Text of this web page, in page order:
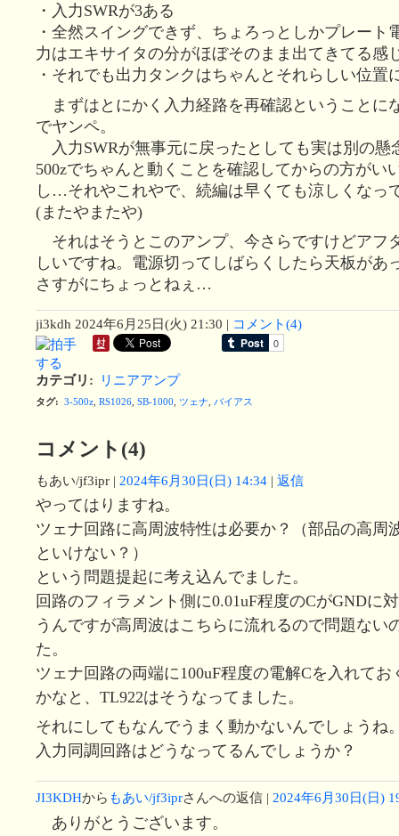
・入力SWRが3ある
・全然スイングできず、ちょろっとしかプレート
力はエキサイタの分がほぼそのまま出てきてる感
・それでも出力タンクはちゃんとそれらしい位置
まずはとにかく入力経路を再確認ということに
でヤンペ。
入力SWRが無事元に戻ったとしても実は別の懸
500zでちゃんと動くことを確認してからの方がい
し…それやこれやで、続編は早くても涼しくなっ
(またやまたや)
それはそうとこのアンプ、今さらですけどアフ
しいですね。電源切ってしばらくしたら天板があ
さすがにちょっとねぇ…
ji3kdh 2024年6月25日(火) 21:30 | コメント(4)
カテゴリ : リニアアンプ
タグ: 3-500z, RS1026, SB-1000 ツェナ バイアス
コメント(4)
もあい/jf3ipr | 2024年6月30日(日) 14:34 | 返信
やってはりますね。
ツェナ回路に高周波特性は必要か？（部品の高周
といけない？）
という問題提起に考え込んでました。
回路のフィラメント側に0.01uF程度のCがGNDに
うんですが高周波はこちらに流れるので問題ない
た。
ツェナ回路の両端に100uF程度の電解Cを入れて
かなと、TL922はそうなってました。
それにしてもなんでうまく動かないんでしょうね
入力同調回路はどうなってるんでしょうか？
JI3KDHから もあい/jf3iprさんへの返信 | 2024年6月30日(日)
ありがとうございます。